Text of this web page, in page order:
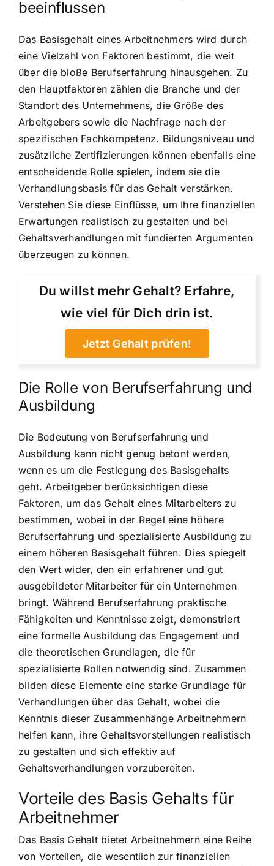
beeinflussen
Das Basisgehalt eines Arbeitnehmers wird durch
eine Vielzahl von Faktoren bestimmt, die weit
über die bloße Berufserfahrung hinausgehen. Zu
den Hauptfaktoren zählen die Branche und der
Standort des Unternehmens, die Größe des
Arbeitgebers sowie die Nachfrage nach der
spezifischen Fachkompetenz. Bildungsniveau und
zusätzliche Zertifizierungen können ebenfalls eine
entscheidende Rolle spielen, indem sie die
Verhandlungsbasis für das Gehalt verstärken.
Verstehen Sie diese Einflüsse, um Ihre finanziellen
Erwartungen realistisch zu gestalten und bei
Gehaltsverhandlungen mit fundierten Argumenten
überzeugen zu können.
Du willst mehr Gehalt? Erfahre,
wie viel für Dich drin ist.
Jetzt Gehalt prüfen!
Die Rolle von Berufserfahrung und
Ausbildung
Die Bedeutung von Berufserfahrung und
Ausbildung kann nicht genug betont werden,
wenn es um die Festlegung des Basisgehalts
geht. Arbeitgeber berücksichtigen diese
Faktoren, um das Gehalt eines Mitarbeiters zu
bestimmen, wobei in der Regel eine höhere
Berufserfahrung und spezialisierte Ausbildung zu
einem höheren Basisgehalt führen. Dies spiegelt
den Wert wider, den ein erfahrener und gut
ausgebildeter Mitarbeiter für ein Unternehmen
bringt. Während Berufserfahrung praktische
Fähigkeiten und Kenntnisse zeigt, demonstriert
eine formelle Ausbildung das Engagement und
die theoretischen Grundlagen, die für
spezialisierte Rollen notwendig sind. Zusammen
bilden diese Elemente eine starke Grundlage für
Verhandlungen über das Gehalt, wobei die
Kenntnis dieser Zusammenhänge Arbeitnehmern
helfen kann, ihre Gehaltsvorstellungen realistisch
zu gestalten und sich effektiv auf
Gehaltsverhandlungen vorzubereiten.
Vorteile des Basis Gehalts für
Arbeitnehmer
Das Basis Gehalt bietet Arbeitnehmern eine Reihe
von Vorteilen, die wesentlich zur finanziellen